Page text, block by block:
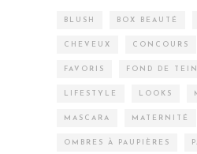
BLUSH BOX BEAUTÉ
CHEVEUX CONCOURS
FAVORIS FOND DE
LIFESTYLE LOOKS
MASCARA MATERNITÉ
OMBRES À PAUPIÈRES